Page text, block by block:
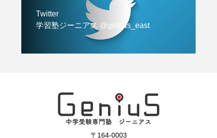
Twitter
学習塾ジーニアス @genius_east
〒164-0003